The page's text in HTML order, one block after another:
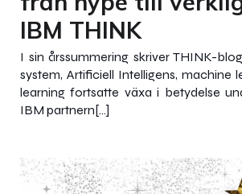
IBM THINK
I sin årssummering skriver THINK-
system, Artificiell Intelligens, machine
learning fortsatte växa i betydelse
IBM partnern[…]